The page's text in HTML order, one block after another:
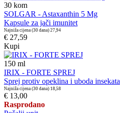
30 kom
SOLGAR - Astaxanthin 5 Mg
Kapsule za jači imunitet
Najniža cijena (30 dana) 27,94
€ 27,59
Kupi
150 ml
IRIX - FORTE SPREJ
Sprej protiv opeklina i uboda insekata
Najniža cijena (30 dana) 18,58
€ 13,00
Rasprodano